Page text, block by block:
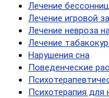
Лечение
Лечение игровой
Лечение невроза
Лечение
Нарушения сна
Поведенческие
Психотерапия для